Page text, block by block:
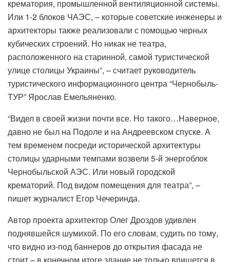
крематория, промышленной вентиляционной системы.
Или 1-2 блоков ЧАЭС, – которые советские инженеры и
архитекторы также реализовали с помощью черных
кубических строений. Но никак не театра,
расположенного на старинной, самой туристической
улице столицы Украины”, – считает руководитель
туристического информационного центра “Чернобыль-
ТУР” Ярослав Емельяненко.
“Видел в своей жизни почти все. Но такого…Наверное,
давно не был на Подоле и на Андреевском спуске. А
тем временем посреди исторической архитектуры
столицы ударными темпами возвели 5-й энергоблок
Чернобыльской АЭС. Или новый городской
крематорий. Под видом помещения для театра”, –
пишет журналист Егор Чечеринда.
Автор проекта архитектор Олег Дроздов удивлен
поднявшейся шумихой. По его словам, судить по тому,
что видно из-под баннеров до открытия фасада не
стоит – в конечном итоге здание не только впишется в